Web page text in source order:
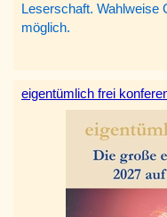
Leserschaft. Wahlweise
möglich.
eigentümlich frei